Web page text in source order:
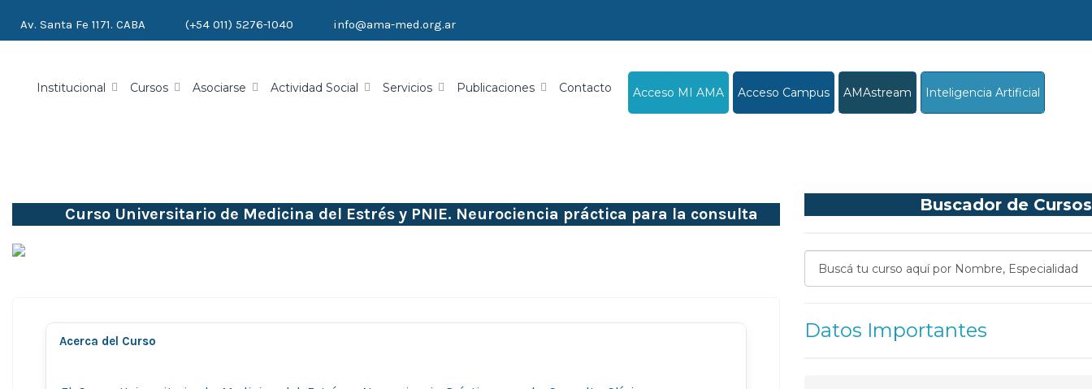
Av. Santa Fe 1171. CABA (+54 011) 5276-1040 info@ama-med.org.ar
Institucional Cursos Asociarse Actividad Social Servicios Publicaciones Contacto Acceso MI AMA Acceso Campus AMAstream Inteligencia Artificial
Curso Universitario de Medicina del Estrés y PNIE. Neurociencia práctica para la consulta
Acerca del Curso
Buscador de Cursos
Datos Importantes